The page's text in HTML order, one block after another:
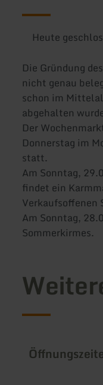
Heute
Die Gründung
nicht genau
schon im
abgehalten
Der
Donnerstag im
statt.
Am Sonntag,
findet ein
Verkaufsoffenen
Am Sonntag,
Sommerkirmes.